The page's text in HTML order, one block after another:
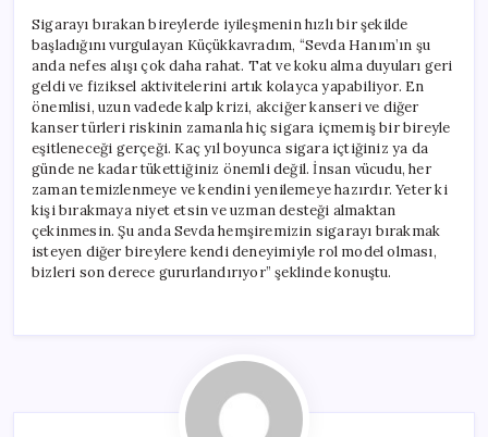
Sigarayı bırakan bireylerde iyileşmenin hızlı bir şekilde
başladığını vurgulayan Küçükkavradım, “Sevda Hanım’ın şu
anda nefes alışı çok daha rahat. Tat ve koku alma duyuları geri
geldi ve fiziksel aktivitelerini artık kolayca yapabiliyor. En
önemlisi, uzun vadede kalp krizi, akciğer kanseri ve diğer
kanser türleri riskinin zamanla hiç sigara içmemiş bir bireyle
eşitleneceği gerçeği. Kaç yıl boyunca sigara içtiğiniz ya da
günde ne kadar tükettiğiniz önemli değil. İnsan vücudu, her
zaman temizlenmeye ve kendini yenilemeye hazırdır. Yeter ki
kişi bırakmaya niyet etsin ve uzman desteği almaktan
çekinmesin. Şu anda Sevda hemşiremizin sigarayı bırakmak
isteyen diğer bireylere kendi deneyimiyle rol model olması,
bizleri son derece gururlandırıyor” şeklinde konuştu.